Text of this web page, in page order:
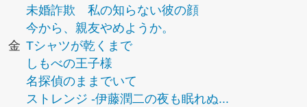
未婚詐欺 私の知らない彼の顔
今から、親友やめようか。
金 Tシャツが乾くまで
しもべの王子様
名探偵のままでいて
ストレンジ -伊藤潤二の夜も眠れぬ...